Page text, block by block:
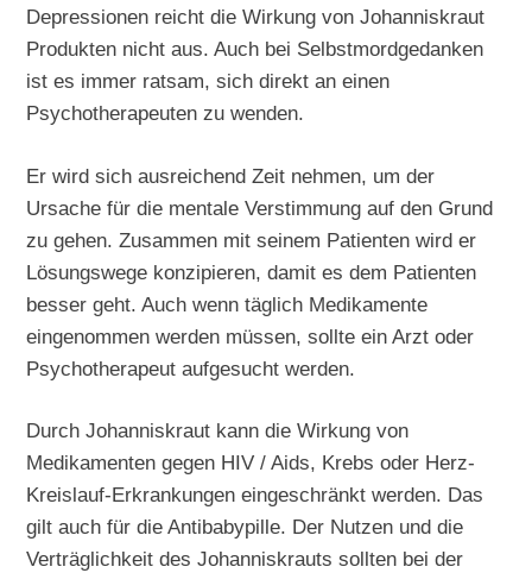
Depressionen reicht die Wirkung von Johanniskraut
Produkten nicht aus. Auch bei Selbstmordgedanken
ist es immer ratsam, sich direkt an einen
Psychotherapeuten zu wenden.
Er wird sich ausreichend Zeit nehmen, um der
Ursache für die mentale Verstimmung auf den Grund
zu gehen. Zusammen mit seinem Patienten wird er
Lösungswege konzipieren, damit es dem Patienten
besser geht. Auch wenn täglich Medikamente
eingenommen werden müssen, sollte ein Arzt oder
Psychotherapeut aufgesucht werden.
Durch Johanniskraut kann die Wirkung von
Medikamenten gegen HIV / Aids, Krebs oder Herz-
Kreislauf-Erkrankungen eingeschränkt werden. Das
gilt auch für die Antibabypille. Der Nutzen und die
Verträglichkeit des Johanniskrauts sollten bei der